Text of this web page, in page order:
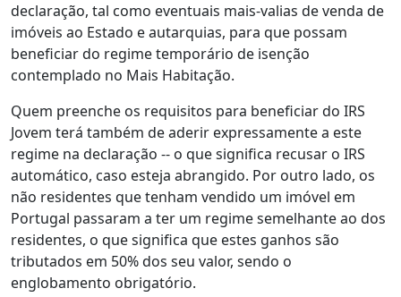
declaração, tal como eventuais mais-valias de venda de
imóveis ao Estado e autarquias, para que possam
beneficiar do regime temporário de isenção
contemplado no Mais Habitação.
Quem preenche os requisitos para beneficiar do IRS
Jovem terá também de aderir expressamente a este
regime na declaração -- o que significa recusar o IRS
automático, caso esteja abrangido. Por outro lado, os
não residentes que tenham vendido um imóvel em
Portugal passaram a ter um regime semelhante ao dos
residentes, o que significa que estes ganhos são
tributados em 50% dos seu valor, sendo o
englobamento obrigatório.